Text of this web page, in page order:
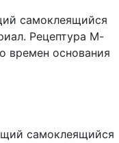
самоклеящийся
Рецептура М-
времен основания
самоклеящийся